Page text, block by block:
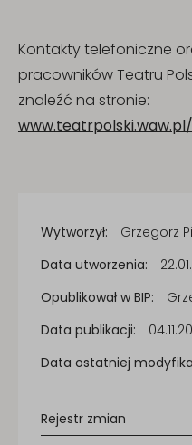
Kontakty telefoniczne
pracowników Teatru
znaleźć na stronie:
Informacje
publikacji
Wytworzył:
Grzegorz
Data utworzenia:
Opublikował w BIP:
Data publikacji:
Data ostatniej
Rejestr zmian